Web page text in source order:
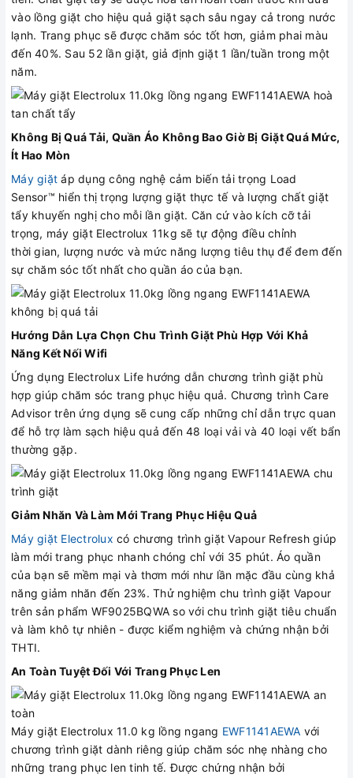
vào lồng giặt cho hiệu quả giặt sạch sâu ngay cả trong nước
lạnh. Trang phục sẽ được chăm sóc tốt hơn, giảm phai màu
đến 40%. Sau 52 lần giặt, giả định giặt 1 lần/tuần trong một
năm.
Không Bị Quá Tải, Quần Áo Không Bao Giờ Bị Giặt Quá Mức,
Ít Hao Mòn
Máy giặt áp dụng công nghệ cảm biến tải trọng Load
Sensor™ hiển thị trọng lượng giặt thực tế và lượng chất giặt
tẩy khuyến nghị cho mỗi lần giặt. Căn cứ vào kích cỡ tải
trọng, máy giặt Electrolux 11kg sẽ tự động điều chỉnh
thời gian, lượng nước và mức năng lượng tiêu thụ để đem đến
sự chăm sóc tốt nhất cho quần áo của bạn.
Hướng Dẫn Lựa Chọn Chu Trình Giặt Phù Hợp Với Khả
Năng Kết Nối Wifi
Ứng dụng Electrolux Life hướng dẫn chương trình giặt phù
hợp giúp chăm sóc trang phục hiệu quả. Chương trình Care
Advisor trên ứng dụng sẽ cung cấp những chỉ dẫn trực quan
để hỗ trợ làm sạch hiệu quả đến 48 loại vải và 40 loại vết bẩn
thường gặp.
Giảm Nhăn Và Làm Mới Trang Phục Hiệu Quả
Máy giặt Electrolux có chương trình giặt Vapour Refresh giúp
làm mới trang phục nhanh chóng chỉ với 35 phút. Áo quần
của bạn sẽ mềm mại và thơm mới như lần mặc đầu cùng khả
năng giảm nhăn đến 23%. Thử nghiệm chu trình giặt Vapour
trên sản phẩm WF9025BQWA so với chu trình giặt tiêu chuẩn
và làm khô tự nhiên - được kiểm nghiệm và chứng nhận bởi
THTI.
An Toàn Tuyệt Đối Với Trang Phục Len
Máy giặt Electrolux 11.0 kg lồng ngang EWF1141AEWA với
chương trình giặt dành riêng giúp chăm sóc nhẹ nhàng cho
những trang phục len tinh tế. Được chứng nhận bởi